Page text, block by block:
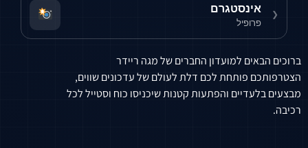
ברוכים הבאים למועדון החברים של מגה ריידר
הצטרפותכם פותחת לכם דלת לעולם של עדכונים שווים,
מבצעים בלעדיים והפתעות קטנות שיכניסו כוח וסטייל לכל
רכיבה.
❮ אינסטגרם
פרופיל